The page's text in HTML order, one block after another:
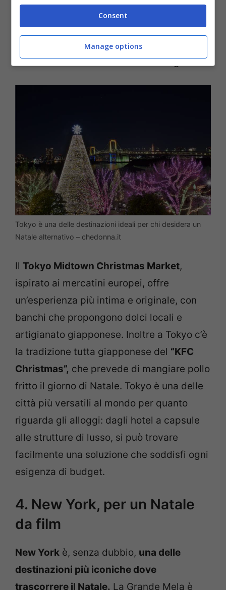
effetto scenografico unico. Passeggiando
per queste zone, ci si imbatte in proiezioni
artistiche, spettacoli di luce e alberi di
Natale dallo stile moderno e stravagante.
Tokyo è una delle destinazioni ideali per chi desidera un
Natale alternativo – chedonna.it
Il Tokyo Midtown Christmas Market,
ispirato ai mercatini europei, offre
un’esperienza più intima e originale, con
banchi che propongono dolci locali e
artigianato giapponese. Inoltre a Tokyo c’è
la tradizione tutta giapponese del “KFC
Christmas”, che prevede di mangiare pollo
fritto il giorno di Natale. Tokyo è una delle
città più versatili al mondo per quanto
riguarda gli alloggi: dagli hotel a capsule
alle strutture di lusso, si può trovare
facilmente una soluzione che soddisfi ogni
esigenza di budget.
4. New York, per un Natale
da film
New York è, senza dubbio, una delle
destinazioni più iconiche dove
trascorrere il Natale. La Grande Mela è
Consent
Manage options